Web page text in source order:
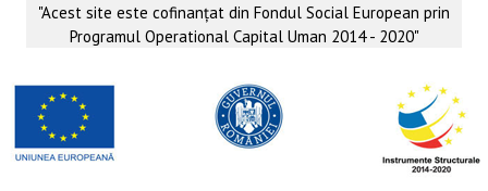
"Acest site este cofinanţat din Fondul Social European prin
Programul Operational Capital Uman 2014 - 2020"